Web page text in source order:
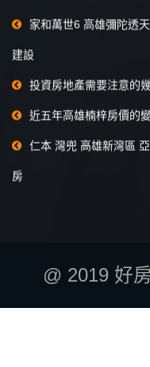
家和萬世6 高雄彌陀透
建設
投資房地產需要注意的
近五年高雄楠梓房價的
仁本 灣兜 高雄新灣區
房
@ 2019 好